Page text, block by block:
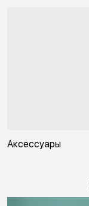
Аксессуары